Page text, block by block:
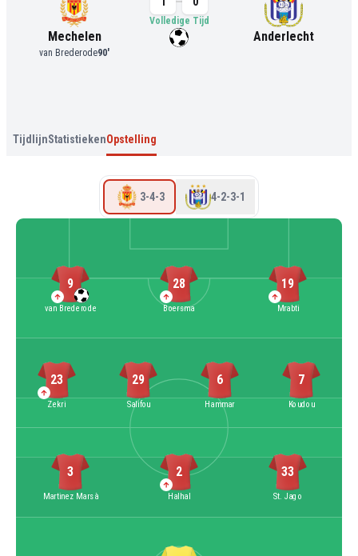
Mechelen
van Brederode90'
Volledige Tijd
Anderlecht
TijdlijnStatistiekenOpstelling
3-4-3 4-2-3-1
33
St. Jago
2
Halhal
3
Martinez Marsà
7
Koudou
6
Hammar
29
Salifou
23
Zekri
19
Mrabti
28
Boersma
9
van Brederode